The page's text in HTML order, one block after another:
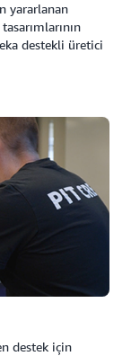
yararlanan
destekli üretici
destek için